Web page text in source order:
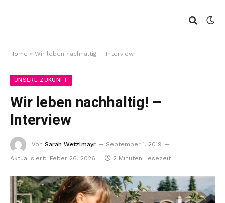
Home » Wir leben nachhaltig! – Interview
UNSERE ZUKUNFT
Wir leben nachhaltig! –
Interview
Von Sarah Wetzlmayr
September 1, 2019
Aktualisiert:
Feber 26, 2026 2 Minuten Lesezeit